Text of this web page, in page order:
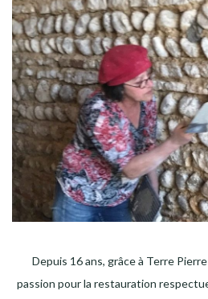
Depuis 16 ans, grâce à Terre
passion pour la restauration